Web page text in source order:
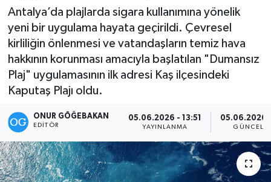
Antalya’da plajlarda sigara kullanımına yönelik
yeni bir uygulama hayata geçirildi. Çevresel
kirliliğin önlenmesi ve vatandaşların temiz hava
hakkının korunması amacıyla başlatılan "Dumansız
Plaj" uygulamasının ilk adresi Kaş ilçesindeki
Kaputaş Plajı oldu.
ONUR GÖĞEBAKAN
EDITÖR
05.06.2026 - 13:51
YAYINLANMA
05.06.2026
Kültür-Sanat
Magazin
Özel haberler
Siyaset
Spor